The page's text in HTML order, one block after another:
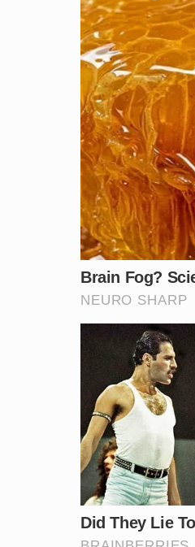
prisão preventiva. A estrutura
seguidores e curtidas.
Luxo confiscado
O prejuízo para os
Sorento. Além dos crimes
ilegal de anabolizantes.
Agora, o casal que antes
continua investigando a
fitness como fachada.
O que você acha desse casal